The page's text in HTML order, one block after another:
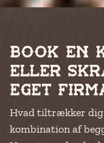
Book en
eller
eget
Hvad tiltrækker dig
kombination af